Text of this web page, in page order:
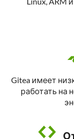
Gitea имеет
работать на